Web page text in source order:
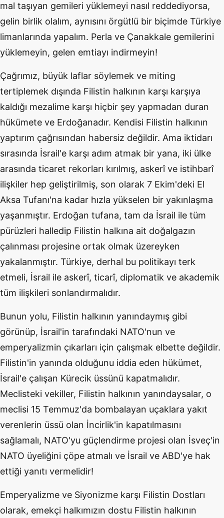
mal taşıyan gemileri yüklemeyi nasıl reddediyorsa,
gelin birlik olalım, aynısını örgütlü bir biçimde Türkiye
limanlarında yapalım. Perla ve Çanakkale gemilerini
yüklemeyin, gelen emtiayı indirmeyin!
Çağrımız, büyük laflar söylemek ve miting
tertiplemek dışında Filistin halkının karşı karşıya
kaldığı mezalime karşı hiçbir şey yapmadan duran
hükümete ve Erdoğanadır. Kendisi Filistin halkının
yaptırım çağrısından habersiz değildir. Ama iktidarı
sırasında İsrail'e karşı adım atmak bir yana, iki ülke
arasında ticaret rekorları kırılmış, askerî ve istihbarî
ilişkiler hep geliştirilmiş, son olarak 7 Ekim'deki El
Aksa Tufanı'na kadar hızla yükselen bir yakınlaşma
yaşanmıştır. Erdoğan tufana, tam da İsrail ile tüm
pürüzleri halledip Filistin halkına ait doğalgazın
çalınması projesine ortak olmak üzereyken
yakalanmıştır. Türkiye, derhal bu politikayı terk
etmeli, İsrail ile askerî, ticarî, diplomatik ve akademik
tüm ilişkileri sonlandırmalıdır.
Bunun yolu, Filistin halkının yanındaymış gibi
görünüp, İsrail'in tarafındaki NATO'nun ve
emperyalizmin çıkarları için çalışmak elbette değildir.
Filistin'in yanında olduğunu iddia eden hükümet,
İsrail'e çalışan Kürecik üssünü kapatmalıdır.
Meclisteki vekiller, Filistin halkının yanındaysalar, o
meclisi 15 Temmuz'da bombalayan uçaklara yakıt
verenlerin üssü olan İncirlik'in kapatılmasını
sağlamalı, NATO'yu güçlendirme projesi olan İsveç'in
NATO üyeliğini çöpe atmalı ve İsrail ve ABD'ye hak
ettiği yanıtı vermelidir!
Emperyalizme ve Siyonizme karşı Filistin Dostları
olarak, emekçi halkımızın dostu Filistin halkının